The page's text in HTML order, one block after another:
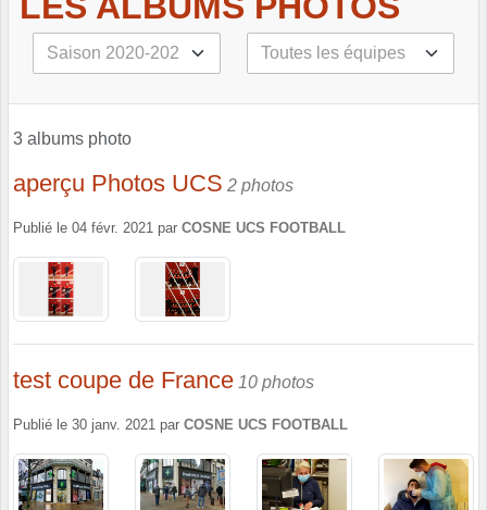
3 albums photo
aperçu Photos UCS 2 photos
Publié le 04 févr. 2021 par COSNE UCS FOOTBALL
test coupe de France 10 photos
Publié le 30 janv. 2021 par COSNE UCS FOOTBALL